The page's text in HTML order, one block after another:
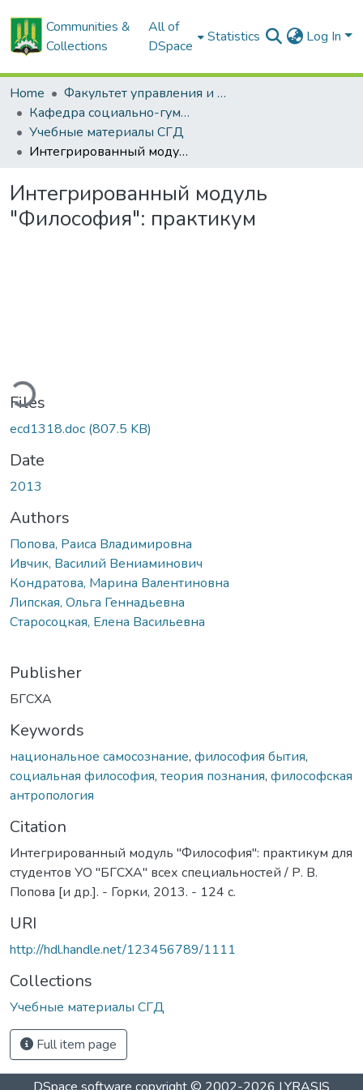
Communities &
Collections
All of
DSpace
Statistics Log In
Home
Факультет управления и социальных коммуникаций
Кафедра социально-гуманитарных дисциплин
Учебные материалы СГД
Интегрированный модуль "Философия": практикум
Интегрированный модуль
"Философия": практикум
Files
ecd1318.doc (807.5 KB)
Date
2013
Authors
Попова, Раиса Владимировна
Ивчик, Василий Вениаминович
Кондратова, Марина Валентиновна
Липская, Ольга Геннадьевна
Старосоцкая, Елена Васильевна
Publisher
БГСХА
Keywords
национальное самосознание, философия бытия,
социальная философия, теория познания, философская
антропология
Citation
Интегрированный модуль "Философия": практикум для
студентов УО "БГСХА" всех cпециальностей / Р. В.
Попова [и др.]. - Горки, 2013. - 124 с.
URI
http://hdl.handle.net/123456789/1111
Collections
Учебные материалы СГД
Full item page